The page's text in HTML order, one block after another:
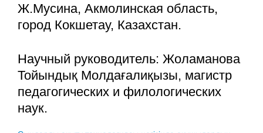
Ж.Мусина, Акмолинская область,
город Кокшетау, Казахстан.
Научный руководитель: Жоламанова
Тойындық Молдағалиқызы, магистр
педагогических и филологических
наук.